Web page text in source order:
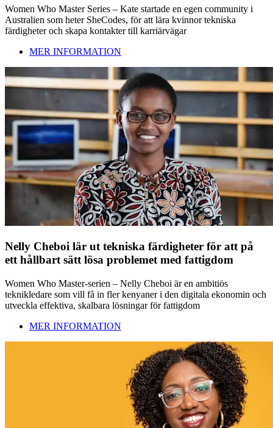
Women Who Master Series – Kate startade en egen community i
Australien som heter SheCodes, för att lära kvinnor tekniska
färdigheter och skapa kontakter till karriärvägar
MER INFORMATION
Nelly Cheboi lär ut tekniska färdigheter för att på
ett hållbart sätt lösa problemet med fattigdom
Women Who Master-serien – Nelly Cheboi är en ambitiös
teknikledare som vill få in fler kenyaner i den digitala ekonomin och
utveckla effektiva, skalbara lösningar för fattigdom
MER INFORMATION